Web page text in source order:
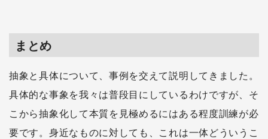
まとめ
抽象と具体について、事例を交えて説明してきました。
具体的な事象を我々は普段目にしているわけですが、そ
こから抽象化して本質を見極めるにはある程度訓練が必
要です。身近なものに対しても、これは一体どういうこ